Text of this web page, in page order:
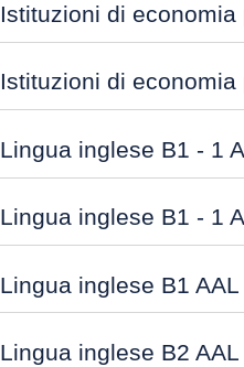
Istituzioni di
Istituzioni di
Lingua inglese B1 - 1
Lingua inglese B1 - 1
Lingua inglese B1
Lingua inglese B2